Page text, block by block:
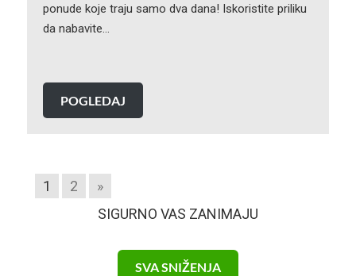
ponude koje traju samo dva dana! Iskoristite priliku
da nabavite…
POGLEDAJ
1 2
»
SIGURNO VAS ZANIMAJU
SVA SNIŽENJA